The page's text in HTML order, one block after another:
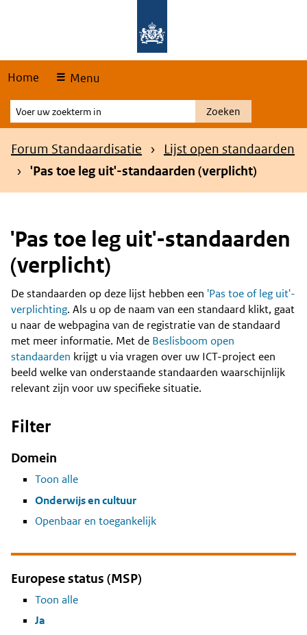
Home Menu
Voer
uw
zoekterm
Zoeken
Kruimelpad
Forum Standaardisatie
Lijst open standaarden
'Pas toe leg uit'-standaarden (verplicht)
'Pas toe leg uit'-standaarden
(verplicht)
Content
De standaarden op deze lijst hebben een 'Pas toe of leg uit'-
verplichting. Als u op de naam van een standaard klikt, gaat
u naar de webpagina van de registratie van de standaard
met meer informatie. Met de Beslisboom open
standaarden krijgt u via vragen over uw ICT-project een
beeld welke van onderstaande standaarden waarschijnlijk
relevant zijn voor uw specifieke situatie.
Filter
Domein
Toon alle
Onderwijs en cultuur
Openbaar en toegankelijk
Europese status (MSP)
Toon alle
Ja